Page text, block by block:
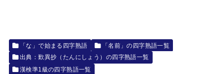
「な」で始まる四字熟語
「名前」の四字熟語一覧
出典：歎異抄（たんにしょう）の四字熟語一覧
漢検準1級の四字熟語一覧